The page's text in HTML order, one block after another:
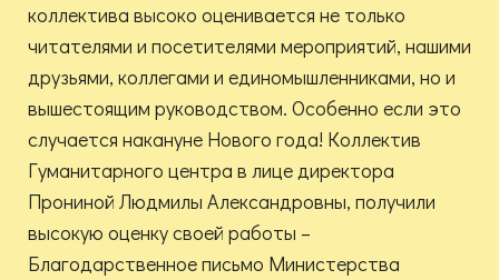
коллектива высоко оценивается не только
читателями и посетителями мероприятий, нашими
друзьями, коллегами и единомышленниками, но и
вышестоящим руководством. Особенно если это
случается накануне Нового года! Коллектив
Гуманитарного центра в лице директора
Прониной Людмилы Александровны, получили
высокую оценку своей работы –
Благодарственное письмо Министерства